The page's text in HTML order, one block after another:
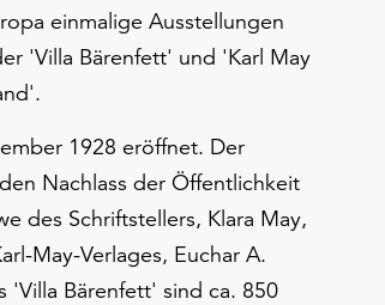
einmalige Ausstellungen
'Villa Bärenfett' und 'Karl May
1928 eröffnet. Der
Nachlass der Öffentlichkeit
des Schriftstellers, Klara May,
May-Verlages, Euchar A.
'Villa Bärenfett' sind ca. 850